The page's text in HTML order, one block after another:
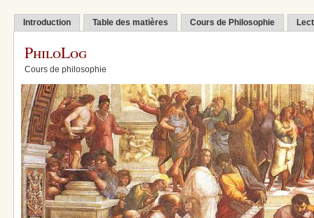
Introduction Table des matières Cours de Philosophie
PhiloLog
Cours de philosophie